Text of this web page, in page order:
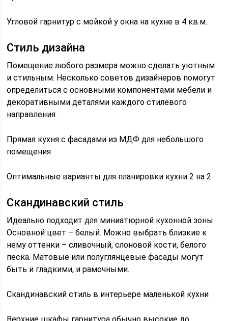
Угловой гарнитур с мойкой у окна на кухне в 4 кв.м.
Стиль дизайна
Помещение любого размера можно сделать уютным
и стильным. Несколько советов дизайнеров помогут
определиться с основными компонентами мебели и
декоративными деталями каждого стилевого
направления.
Прямая кухня с фасадами из МДФ для небольшого
помещения
Оптимальные варианты для планировки кухни 2 на 2:
Скандинавский стиль
Идеально подходит для миниатюрной кухонной зоны.
Основной цвет – белый. Можно выбрать близкие к
нему оттенки – сливочный, слоновой кости, белого
песка. Матовые или полуглянцевые фасады могут
быть и гладкими, и рамочными.
Скандинавский стиль в интерьере маленькой кухни